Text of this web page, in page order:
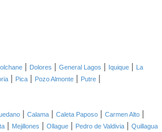
| Dolores | General Lagos | Iquique |
La
| Pica | Pozo Almonte | Putre |
| Calama | Caleta Paposo | Carmen Alto |
| Mejillones | Ollague | Pedro de Valdivia | Quillagua